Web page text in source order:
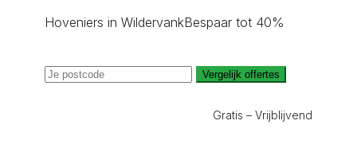
Hoveniers in WildervankBespaar tot 40%
Vergelijk offertes
Gratis – Vrijblijvend